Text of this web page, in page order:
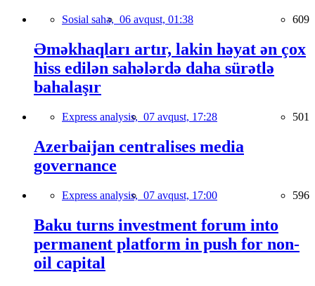
Sosial sahə, 06 avqust, 01:38 609
Əməkhaqları artır, lakin həyat ən çox
hiss edilən sahələrdə daha sürətlə
bahalaşır
Express analysis, 07 avqust, 17:28 501
Azerbaijan centralises media
governance
Express analysis, 07 avqust, 17:00 596
Baku turns investment forum into
permanent platform in push for non-
oil capital